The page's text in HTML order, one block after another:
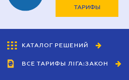
ТАРИФЫ
КАТАЛОГ РЕШЕНИЙ
ВСЕ ТАРИФЫ ЛІГА:ЗАКОН